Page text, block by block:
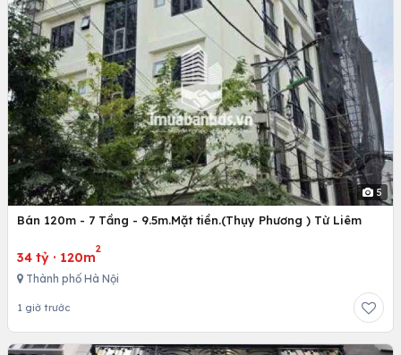
5
Bán 120m - 7 Tầng - 9.5m.Mặt tiền.(Thụy Phương ) Từ Liêm
34 tỷ · 120m
2
Thành phố Hà Nội
1 giờ trước